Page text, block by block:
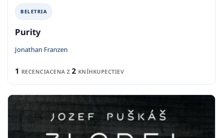
BELETRIA
Purity
Jonathan Franzen
1 RECENCIACENA Z 2 KNÍHKUPECTIEV